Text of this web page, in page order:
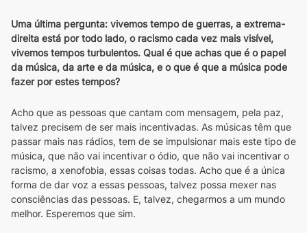
Uma última pergunta: vivemos tempo de guerras, a extrema-
direita está por todo lado, o racismo cada vez mais visível,
vivemos tempos turbulentos. Qual é que achas que é o papel
da música, da arte e da música, e o que é que a música pode
fazer por estes tempos?
Acho que as pessoas que cantam com mensagem, pela paz,
talvez precisem de ser mais incentivadas. As músicas têm que
passar mais nas rádios, tem de se impulsionar mais este tipo de
música, que não vai incentivar o ódio, que não vai incentivar o
racismo, a xenofobia, essas coisas todas. Acho que é a única
forma de dar voz a essas pessoas, talvez possa mexer nas
consciências das pessoas. E, talvez, chegarmos a um mundo
melhor. Esperemos que sim.